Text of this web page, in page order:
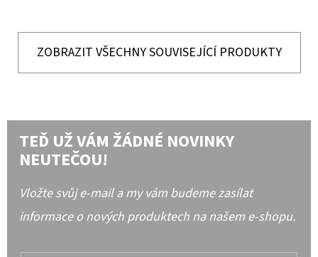
ZOBRAZIT VŠECHNY SOUVISEJÍCÍ PRODUKTY
TEĎ UŽ VÁM ŽÁDNÉ NOVINKY
NEUTEČOU!
Vložte svůj e-mail a my vám budeme zasílat
informace o nových produktech na našem e-shopu.